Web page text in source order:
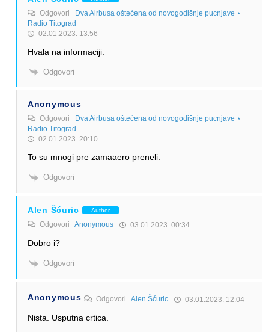
Odgovori Dva Airbusa oštećena od novogodišnje pucnjave ⋆
Radio Titograd
02.01.2023. 13:56
Hvala na informaciji.
Odgovori
Anonymous
Odgovori
Dva Airbusa oštećena od novogodišnje pucnjave ⋆
Radio Titograd
02.01.2023. 20:10
To su mnogi pre zamaaero preneli.
Odgovori
Alen Šćuric Author
Odgovori Anonymous 03.01.2023. 00:34
Dobro i?
Odgovori
Anonymous OdgovoriAlen Šćuric 03.01.2023. 12:04
Nista. Usputna crtica.